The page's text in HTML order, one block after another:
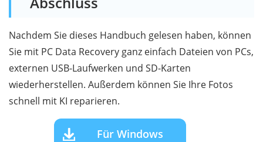
Nachdem Sie dieses Handbuch gelesen haben, können
Sie mit PC Data Recovery ganz einfach Dateien von PCs,
externen USB-Laufwerken und SD-Karten
wiederherstellen. Außerdem können Sie Ihre Fotos
schnell mit KI reparieren.
Für Windows